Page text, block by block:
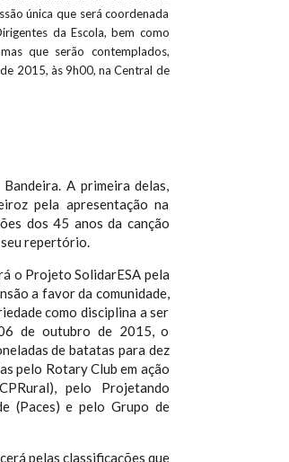
única que será coordenada
da Escola, bem como
que serão contemplados,
2015, às 9h00, na Central de
A primeira delas,
pela apresentação na
dos 45 anos da canção
seu repertório.
o Projeto SolidarESA pela
a favor da comunidade,
como disciplina a ser
de outubro de 2015, o
de batatas para dez
pelo Rotary Club em ação
pelo Projetando
(Paces) e pelo Grupo de
pelas classificações que